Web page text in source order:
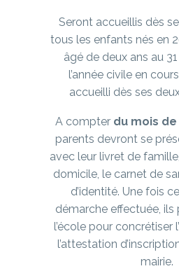
Seront accueillis dès
tous les enfants nés en
âgé de deux ans au
l’année civile en
accueilli dès ses
A compter du mois de
parents devront se
avec leur livret de
domicile, le carnet de
d’identité. Une fois
démarche effectuée, ils
l’école pour concrétiser
l’attestation
mairie.